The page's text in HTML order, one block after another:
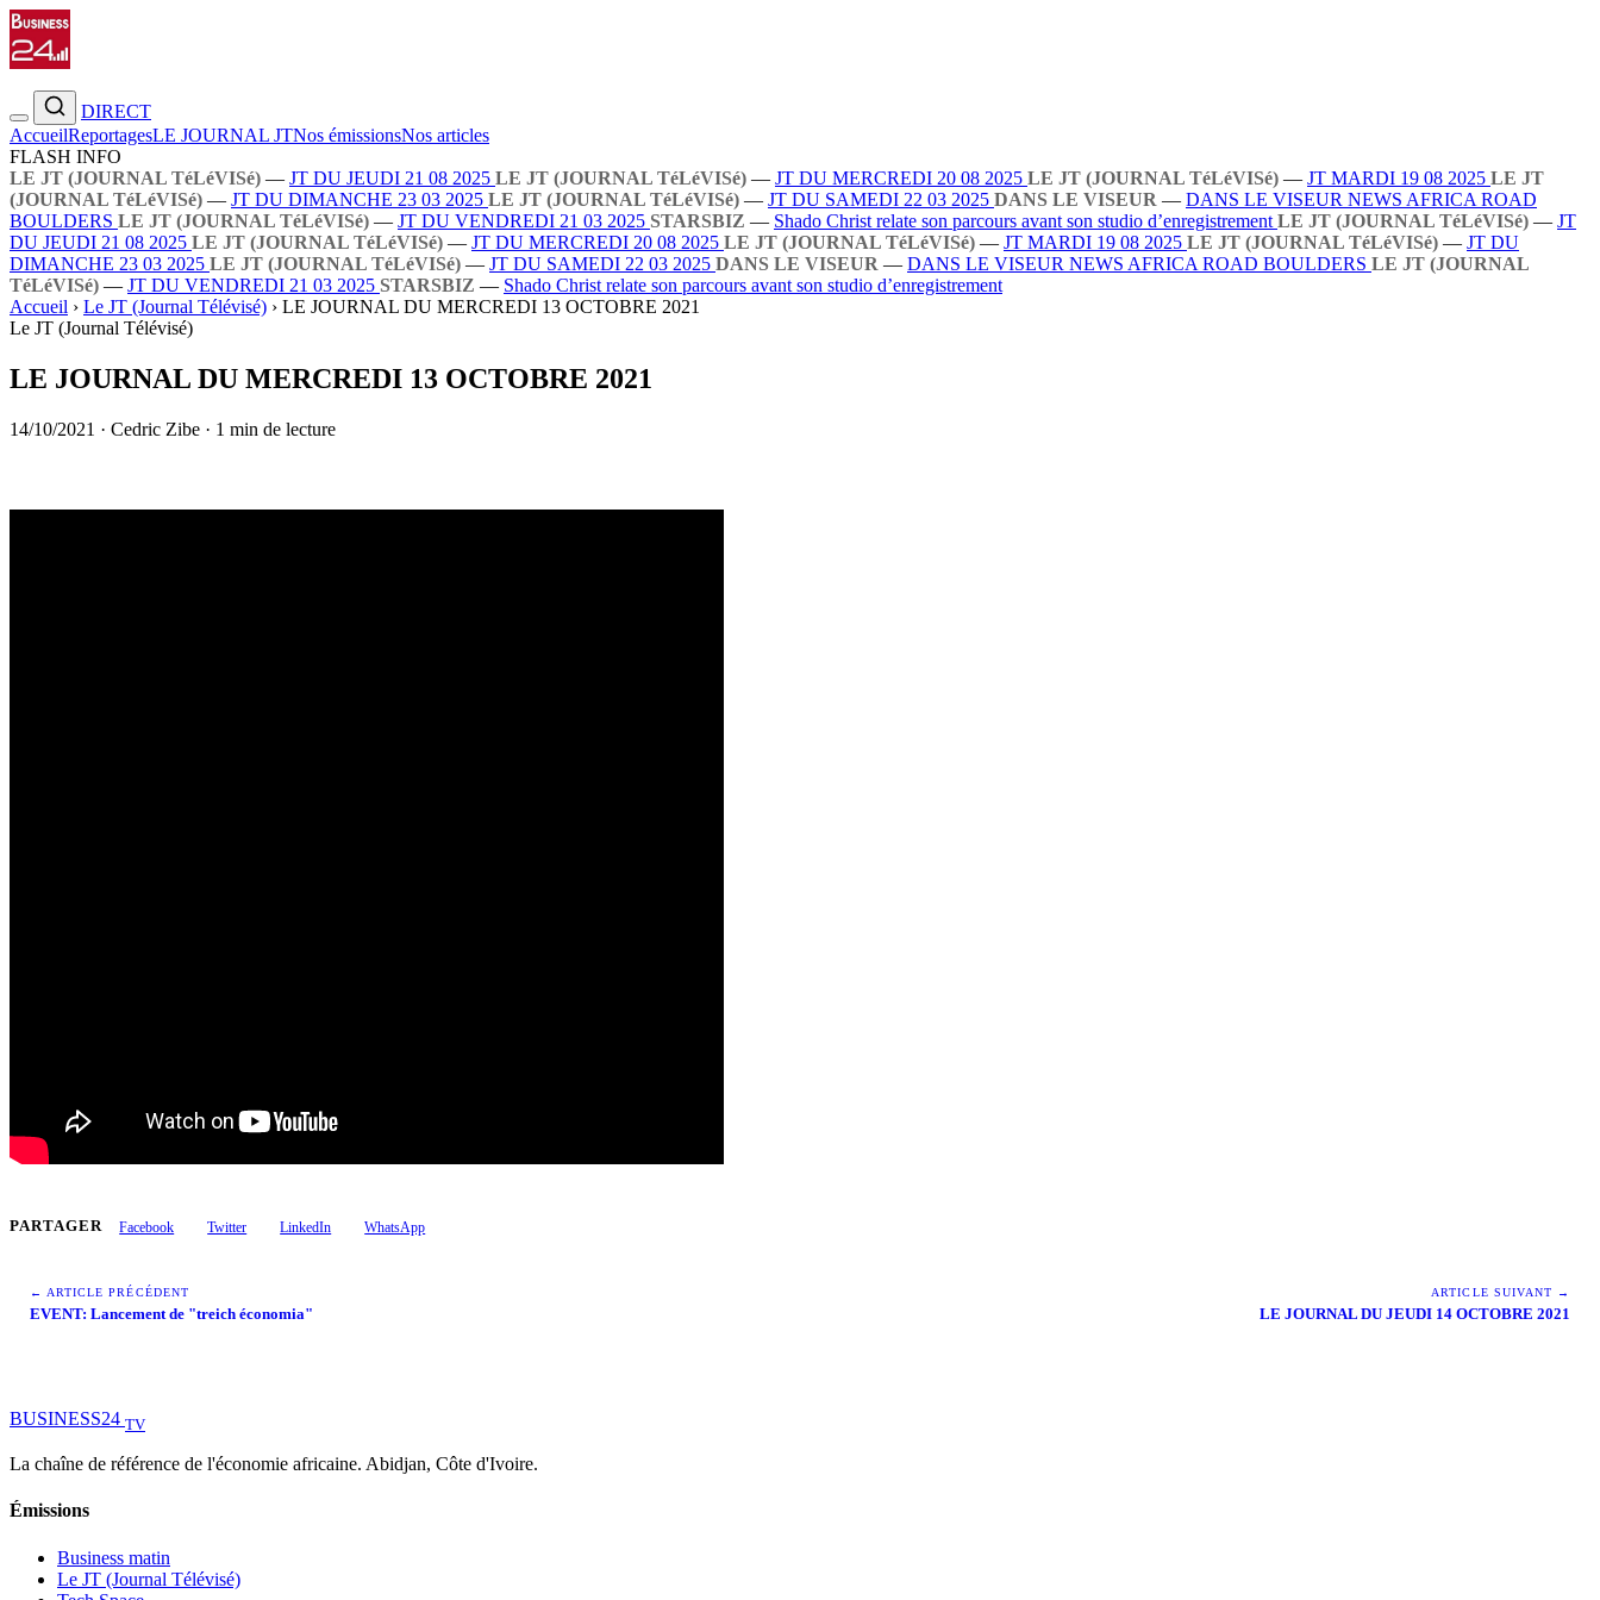
DIRECT
AccueilReportagesLE JOURNAL JTNos émissionsNos articles
FLASH INFO
LE JT (JOURNAL TéLéVISé) — JT DU JEUDI 21 08 2025 LE JT (JOURNAL TéLéVISé) — JT DU MERCREDI 20 08 2025 LE JT (JOURNAL TéLéVISé) — JT MARDI 19 08 2025 LE JT
(JOURNAL TéLéVISé) — JT DU DIMANCHE 23 03 2025 LE JT (JOURNAL TéLéVISé) — JT DU SAMEDI 22 03 2025 DANS LE VISEUR — DANS LE VISEUR NEWS AFRICA ROAD
BOULDERS LE JT (JOURNAL TéLéVISé) — JT DU VENDREDI 21 03 2025 STARSBIZ — Shado Christ relate son parcours avant son studio d’enregistrement LE JT (JOURNAL TéLéVISé) — JT
DU JEUDI 21 08 2025 LE JT (JOURNAL TéLéVISé) — JT DU MERCREDI 20 08 2025 LE JT (JOURNAL TéLéVISé) — JT MARDI 19 08 2025 LE JT (JOURNAL TéLéVISé) — JT DU
DIMANCHE 23 03 2025 LE JT (JOURNAL TéLéVISé) — JT DU SAMEDI 22 03 2025 DANS LE VISEUR — DANS LE VISEUR NEWS AFRICA ROAD BOULDERS LE JT (JOURNAL
TéLéVISé) — JT DU VENDREDI 21 03 2025 STARSBIZ — Shado Christ relate son parcours avant son studio d’enregistrement
Accueil › Le JT (Journal Télévisé) › LE JOURNAL DU MERCREDI 13 OCTOBRE 2021
Le JT (Journal Télévisé)
LE JOURNAL DU MERCREDI 13 OCTOBRE 2021
14/10/2021 · Cedric Zibe · 1 min de lecture
PARTAGER Facebook Twitter LinkedIn WhatsApp
← ARTICLE PRÉCÉDENT
EVENT: Lancement de "treich économia"
ARTICLE SUIVANT →
LE JOURNAL DU JEUDI 14 OCTOBRE 2021
BUSINESS24 TV
La chaîne de référence de l'économie africaine. Abidjan, Côte d'Ivoire.
Émissions
Business matin
Le JT (Journal Télévisé)